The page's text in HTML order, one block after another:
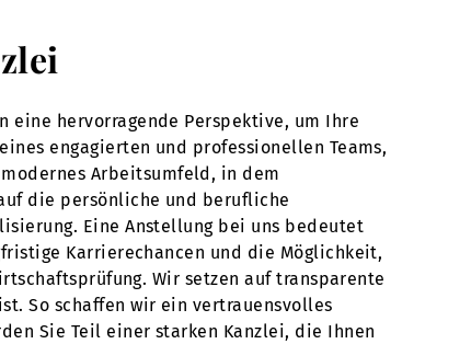
hervorragende Perspektive, um Ihre
engagierten und professionellen Teams,
Arbeitsumfeld, in dem
die persönliche und berufliche
Eine Anstellung bei uns bedeutet
Karrierechancen und die Möglichkeit,
Wir setzen auf transparente
So schaffen wir ein vertrauensvolles
Sie Teil einer starken Kanzlei, die Ihnen